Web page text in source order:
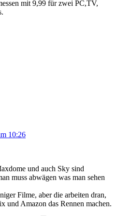
mit 9,99 für zwei PC,TV,
10:26
und auch Sky sind
muss abwägen was man sehen
Filme, aber die arbeiten dran,
und Amazon das Rennen machen.